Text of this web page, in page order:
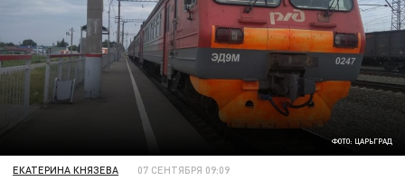
ФОТО: ЦАРЬГРАД
ЕКАТЕРИНА КНЯЗЕВА 07 СЕНТЯБРЯ 09:09